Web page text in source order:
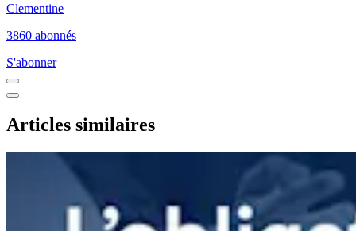
Clementine
3860 abonnés
S'abonner
Articles similaires